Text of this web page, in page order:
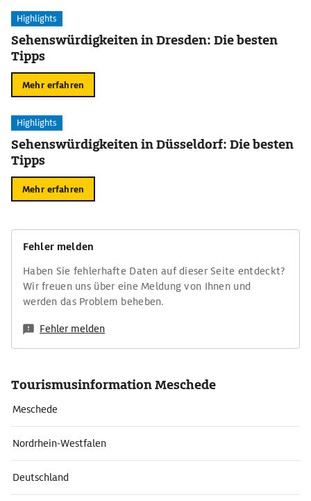
Highlights
Sehenswürdigkeiten in Dresden: Die besten
Tipps
Mehr erfahren
Highlights
Sehenswürdigkeiten in Düsseldorf: Die besten
Tipps
Mehr erfahren
Fehler melden
Haben Sie fehlerhafte Daten auf dieser Seite entdeckt?
Wir freuen uns über eine Meldung von Ihnen und
werden das Problem beheben.
Fehler melden
Tourismusinformation Meschede
Meschede
Nordrhein-Westfalen
Deutschland